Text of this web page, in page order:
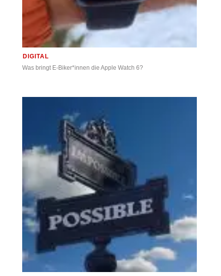
DIGITAL
Was bringt E-Biker*innen die Apple Watch 6?